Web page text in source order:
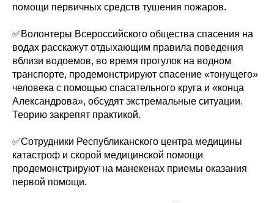
помощи первичных средств тушения пожаров.
✅Волонтеры Всероссийского общества спасения на
водах расскажут отдыхающим правила поведения
вблизи водоемов, во время прогулок на водном
транспорте, продемонстрируют спасение «тонущего»
человека с помощью спасательного круга и «конца
Александрова», обсудят экстремальные ситуации.
Теорию закрепят практикой.
✅Сотрудники Республиканского центра медицины
катастроф и скорой медицинской помощи
продемонстрируют на манекенах приемы оказания
первой помощи.